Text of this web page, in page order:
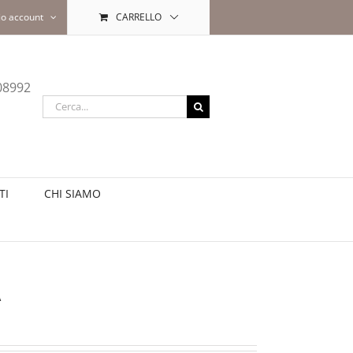
account CARRELLO
Cerca
per:
CHI SIAMO